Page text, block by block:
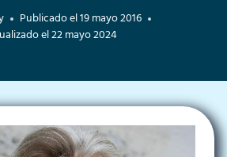
Publicado el19 mayo 2016
el22 mayo 2024